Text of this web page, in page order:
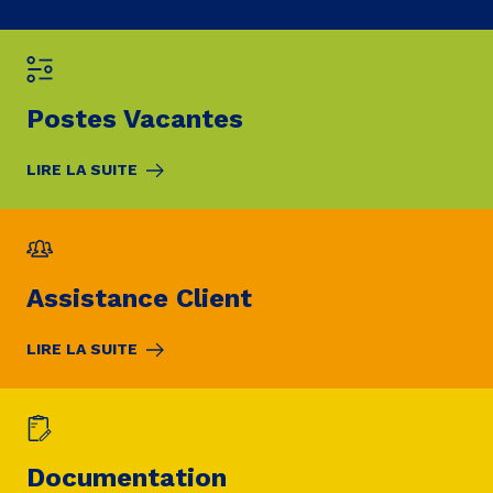
Postes Vacantes
LIRE LA SUITE
Assistance Client
LIRE LA SUITE
Documentation